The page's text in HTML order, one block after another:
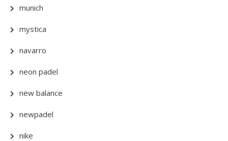
munich
mystica
navarro
neon padel
new balance
newpadel
nike